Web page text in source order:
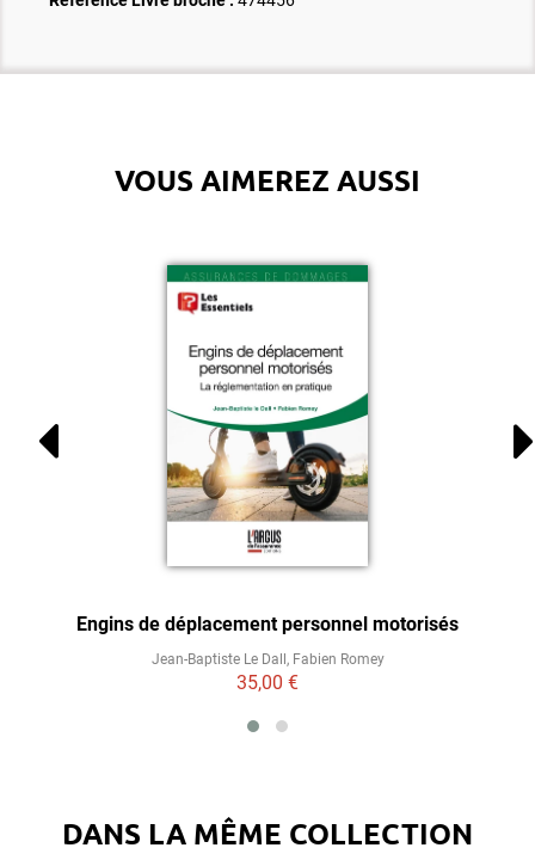
VOUS AIMEREZ AUSSI
Engins de déplacement personnel motorisés
Jean-Baptiste Le Dall , Fabien Romey
35,00 €
DANS LA MÊME COLLECTION